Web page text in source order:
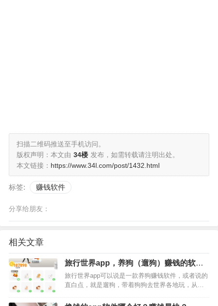
扫描二维码推送至手机访问。
版权声明：本文由 34楼 发布，如需转载请注明出处。
本文链接： https://www.34l.com/post/1432.html
标签: 赚钱软件
分享给朋友：
相关文章
旅行世界app，养狗（遛狗）赚钱的软件
之一
旅行世界app可以说是一款养狗赚钱软件，或者说的
直白点，就是遛狗，带着狗狗去世界各地玩，从而
话，升级一两级可以领到一次分红犬体验资格，分